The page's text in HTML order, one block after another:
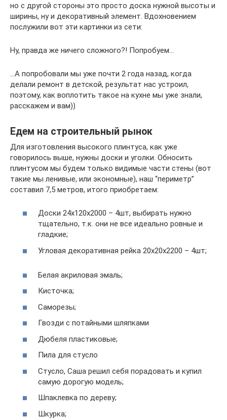
но с другой стороны это просто доска нужной высоты и
ширины, ну и декоративный элемент. Вдохновением
послужили вот эти картинки из сети:
Ну, правда же ничего сложного?! Попробуем…
…А попробовали мы уже почти 2 года назад, когда
делали ремонт в детской, результат нас устроил,
поэтому, как воплотить такое на кухне мы уже знали,
расскажем и вам))
Едем на строительный рынок
Для изготовления высокого плинтуса, как уже
говорилось выше, нужны доски и уголки. Обносить
плинтусом мы будем только видимые части стены (вот
такие мы ленивые, или экономные), наш “периметр”
составил 7,5 метров, итого приобретаем:
Доски 24х120х2000 – 4шт, выбирать нужно
тщательно, т.к. они не все идеально ровные и
гладкие;
Угловая декоративная рейка 20х20х2200 – 4шт;
Белая акриловая эмаль;
Кисточка;
Саморезы;
Гвозди с потайными шляпками
Дюбеля пластиковые;
Пила для стусло
Стусло, Саша решил себя порадовать и купил
самую дорогую модель;
Шпаклевка по дереву;
Шкурка;